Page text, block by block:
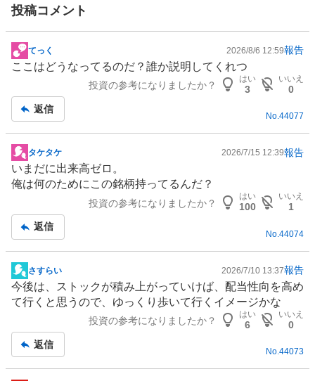
投稿コメント
掲
示
事
てっく 2026/8/6 12:59報告
ここはどうなってるのだ？誰か説明してくれつ
投資の参考になりましたか？
はい
3
いいえ
0
返信
No.44077
掲
示
板
タケタケ 2026/7/15 12:39報告
いまだに出来高ゼロ。
俺は何のためにこの銘柄持ってるんだ？
投資の参考になりましたか？
はい
100
いいえ
1
返信
No. 44074
掲
示
板
さすらい 2026/7/10 13:37報告
今後は、ストックが積み上がっていけば、配当性向を高め
て行くと思うので、ゆっくり歩いて行くイメージかな
投資の参考になりましたか？
はい
6
いいえ
0
返信
No.44073